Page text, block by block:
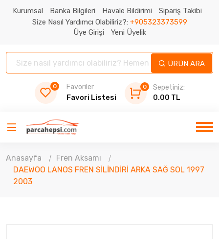
Kurumsal Banka Bilgileri Havale Bildirimi
Sipariş Takibi
Size Nasıl Yardımcı Olabiliriz?: +905323373599
Üye Girişi
Yeni Üyelik
ÜRÜN ARA
0 Favoriler
Favori Listesi
0
Sepetiniz:
0.00 TL
Anasayfa
Fren Aksamı
DAEWOO LANOS FREN SİLİNDİRİ ARKA SAĞ SOL 1997
2003